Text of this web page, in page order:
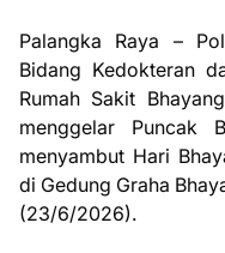
Palangka Raya –
Bidang Kedokteran
Rumah Sakit
menggelar Puncak
menyambut Hari
di Gedung Graha
(23/6/2026).